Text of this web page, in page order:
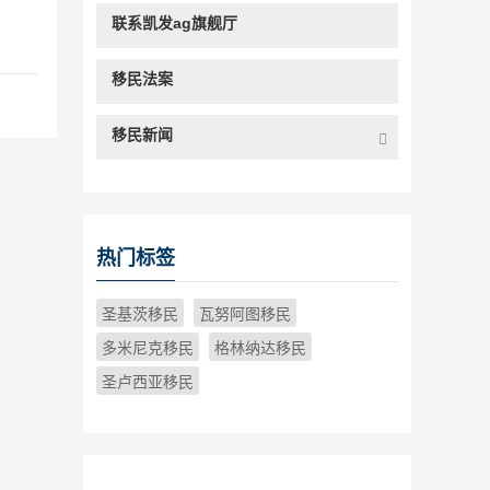
联系凯发ag旗舰厅
移民法案
移民新闻
热门标签
圣基茨移民
瓦努阿图移民
多米尼克移民
格林纳达移民
圣卢西亚移民